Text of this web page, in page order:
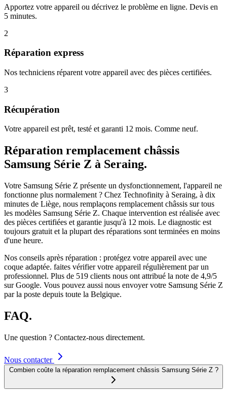
Apportez votre appareil ou décrivez le problème en ligne. Devis en
5 minutes.
2
Réparation express
Nos techniciens réparent votre appareil avec des pièces certifiées.
3
Récupération
Votre appareil est prêt, testé et garanti 12 mois. Comme neuf.
Réparation remplacement châssis
Samsung Série Z à Seraing.
Votre Samsung Série Z présente un dysfonctionnement, l'appareil ne
fonctionne plus normalement ? Chez Technofinity à Seraing, à dix
minutes de Liège, nous remplaçons remplacement châssis sur tous
les modèles Samsung Série Z. Chaque intervention est réalisée avec
des pièces certifiées et garantie jusqu'à 12 mois. Le diagnostic est
toujours gratuit et la plupart des réparations sont terminées en moins
d'une heure.
Nos conseils après réparation : protégez votre appareil avec une
coque adaptée. faites vérifier votre appareil régulièrement par un
professionnel. Plus de 519 clients nous ont attribué la note de 4,9/5
sur Google. Vous pouvez aussi nous envoyer votre Samsung Série Z
par la poste depuis toute la Belgique.
FAQ.
Une question ? Contactez-nous directement.
Nous contacter
Combien coûte la réparation remplacement châssis Samsung Série Z ?